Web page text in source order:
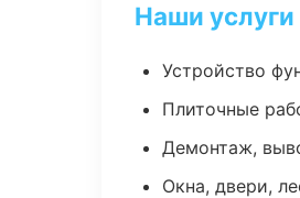
Наши услуги
Устройство
Плиточные
Демонтаж,
Окна, двери,